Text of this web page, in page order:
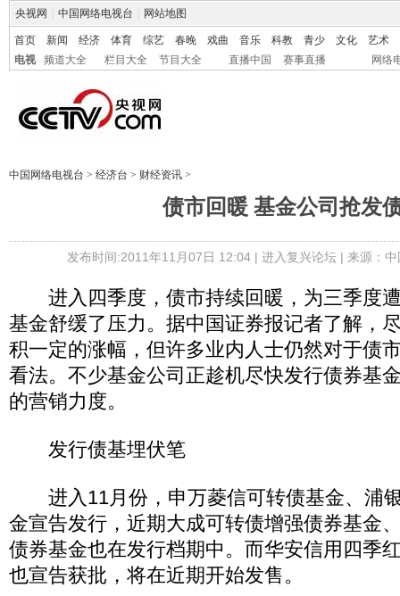
央视网 中国网络电视台 网站地图
首页 新闻 经济 体育 综艺 春晚 戏曲 音乐 科教 青少 文化
艺术
电视
频道大全 栏目大全 节目大全 直播中国 赛事直播 网络
中国网络电视台 > 经济台 > 财经资讯 >
债市回暖 基金公司抢发
发布时间:2011年11月07日 12:04 | 进入复兴论坛| 来源：
进入四季度，债市持续回暖，为三季度
基金舒缓了压力。据中国证券报记者了解，
积一定的涨幅，但许多业内人士仍然对于债
看法。不少基金公司正趁机尽快发行债券基
的营销力度。
发行债基埋伏笔
进入11月份，申万菱信可转债基金、浦
金宣告发行，近期大成可转债增强债券基金
债券基金也在发行档期中。而华安信用四季
也宣告获批，将在近期开始发售。